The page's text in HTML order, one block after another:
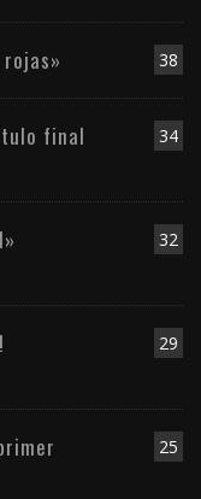
38
rojas»
34
final
32
29
25